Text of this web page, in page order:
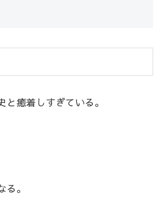
癒着しすぎている。
。